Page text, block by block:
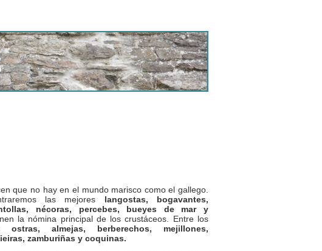
que no hay en el mundo marisco como el gallego.
las mejores langostas, bogavantes,
nécoras, percebes, bueyes de mar y
la nómina principal de los crustáceos. Entre los
ostras, almejas, berberechos, mejillones,
zamburiñas y coquinas.